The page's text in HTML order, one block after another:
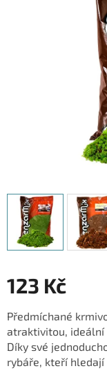
123 Kč
cena:
Předmíchané
atraktivitou, ideální
Díky své
rybáře, kteří